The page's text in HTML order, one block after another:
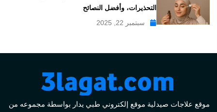
التحذيرات، وأفضل النصائح
سبتمبر 22, 2025
موقع علاجات صيدلية موقع إلكتروني طبي يدار بواسطة مجموعه من